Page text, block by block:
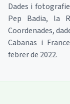
Dades i
Pep Badia, la
Coordenades,
Cabanas i
febrer de 2022.